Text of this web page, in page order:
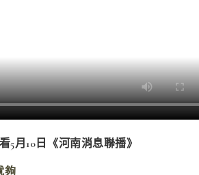
5月10日《河南消息聯播》
夠